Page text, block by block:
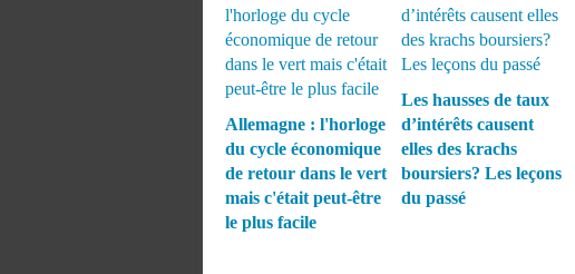
Allemagne : l'horloge
du cycle économique
de retour dans le vert
mais c'était peut-être
le plus facile
Les hausses de taux
d’intérêts causent
elles des krachs
boursiers? Les leçons
du passé